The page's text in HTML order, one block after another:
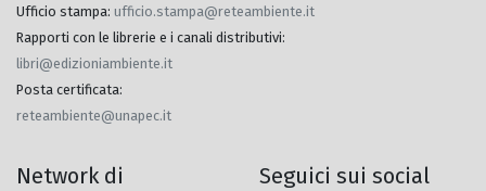
Ufficio stampa: ufficio.stampa@reteambiente.it
Rapporti con le librerie e i canali distributivi:
libri@edizioniambiente.it
Posta certificata:
reteambiente@unapec.it
Network di
Seguici sui social